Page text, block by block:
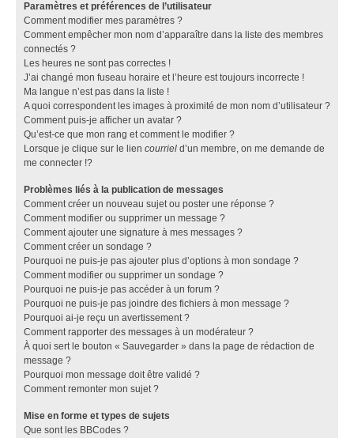
Paramètres et préférences de l’utilisateur
Comment modifier mes paramètres ?
Comment empêcher mon nom d’apparaître dans la liste des membres
connectés ?
Les heures ne sont pas correctes !
J’ai changé mon fuseau horaire et l’heure est toujours incorrecte !
Ma langue n’est pas dans la liste !
A quoi correspondent les images à proximité de mon nom d’utilisateur ?
Comment puis-je afficher un avatar ?
Qu’est-ce que mon rang et comment le modifier ?
Lorsque je clique sur le lien courriel d’un membre, on me demande de
me connecter !?
Problèmes liés à la publication de messages
Comment créer un nouveau sujet ou poster une réponse ?
Comment modifier ou supprimer un message ?
Comment ajouter une signature à mes messages ?
Comment créer un sondage ?
Pourquoi ne puis-je pas ajouter plus d’options à mon sondage ?
Comment modifier ou supprimer un sondage ?
Pourquoi ne puis-je pas accéder à un forum ?
Pourquoi ne puis-je pas joindre des fichiers à mon message ?
Pourquoi ai-je reçu un avertissement ?
Comment rapporter des messages à un modérateur ?
À quoi sert le bouton « Sauvegarder » dans la page de rédaction de
message ?
Pourquoi mon message doit être validé ?
Comment remonter mon sujet ?
Mise en forme et types de sujets
Que sont les BBCodes ?